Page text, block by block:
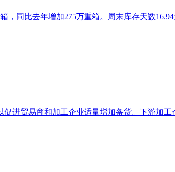
，同比去年增加275万重箱。周末库存天数
进贸易商和加工企业适量增加备货。下游加